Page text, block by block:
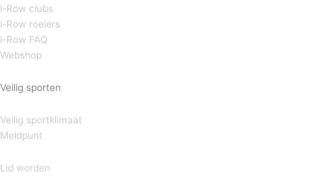
i-Row clubs
i-Row roeiers
i-Row FAQ
Webshop
Veilig sporten
Veilig sportklimaat
Meldpunt
Lid worden